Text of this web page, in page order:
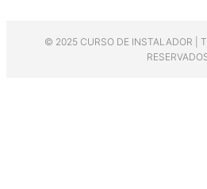
© 2025 CURSO DE INSTALADOR |